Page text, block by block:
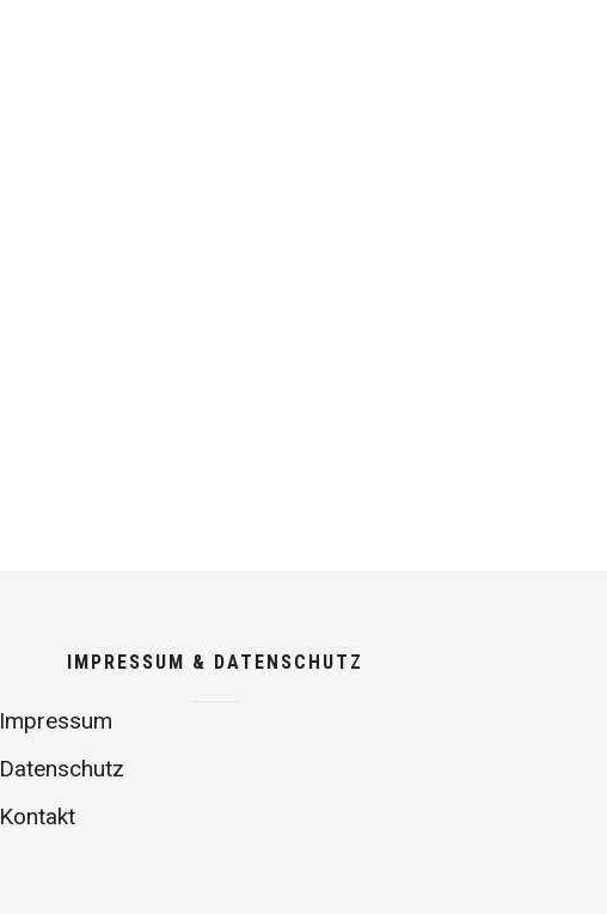
IMPRESSUM & DATENSCHUTZ
Impressum
Datenschutz
Kontakt